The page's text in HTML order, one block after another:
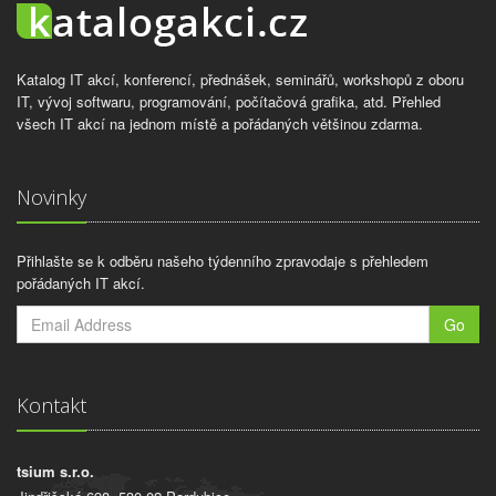
Katalog IT akcí, konferencí, přednášek, seminářů, workshopů z oboru
IT, vývoj softwaru, programování, počítačová grafika, atd. Přehled
všech IT akcí na jednom místě a pořádaných většinou zdarma.
Novinky
Přihlašte se k odběru našeho týdenního zpravodaje s přehledem
pořádaných IT akcí.
Go
Kontakt
tsium s.r.o.